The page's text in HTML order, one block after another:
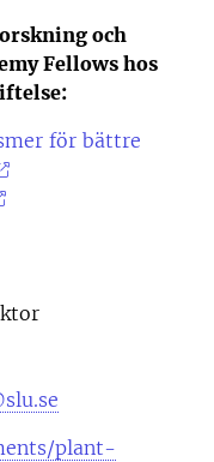
och
Fellows hos
för bättre
plant-